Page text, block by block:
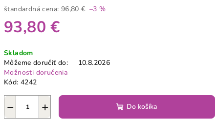
štandardná cena: 96,80 € –3 %
93,80 €
cena:
Skladom
Môžeme doručiť do:
10.8.2026
Možnosti doručenia
Kód: 4242
+
− Do košíka